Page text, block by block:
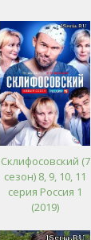
Склифосовский (7
сезон) 8, 9, 10, 11
серия Россия 1
(2019)